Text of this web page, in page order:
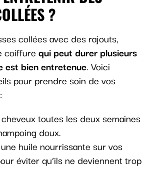
?
collées avec des rajouts,
coiffure qui peut durer plusieurs
est bien entretenue. Voici
pour prendre soin de vos
toutes les deux semaines
doux.
huile nourrissante sur vos
éviter qu’ils ne deviennent trop